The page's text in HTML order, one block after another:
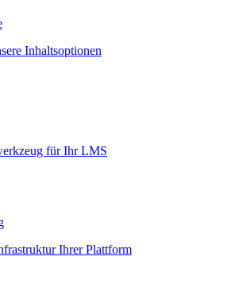
Inhaltsoptionen
für Ihr LMS
Ihrer Plattform